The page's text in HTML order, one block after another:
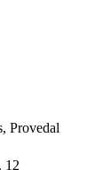
Provedal
12